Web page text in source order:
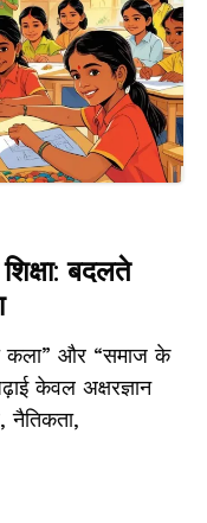
बदलते
कला” और “समाज के
केवल अक्षरज्ञान
नैतिकता,